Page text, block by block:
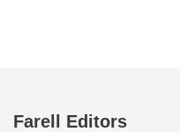
Farell Editors